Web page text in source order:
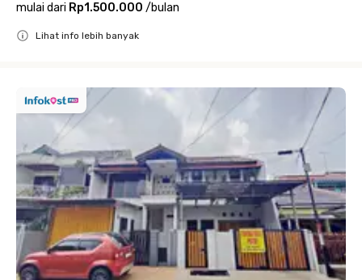
mulai dari Rp1.500.000 /bulan
Lihat info lebih banyak